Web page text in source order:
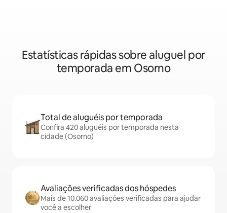
Estatísticas rápidas sobre aluguel por
temporada em Osorno
Total de aluguéis por temporada
Confira 420 aluguéis por temporada nesta
cidade (Osorno)
Avaliações verificadas dos hóspedes
Mais de 10.060 avaliações verificadas para ajudar
você a escolher